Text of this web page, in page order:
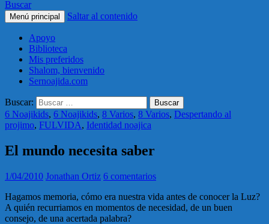
Buscar
Menú principal Saltar al contenido
Apoyo
Biblioteca
Mis preferidos
Shalom, bienvenido
Sernoajida.com
Buscar:
6 Noajikids, 6 Noajikids, 8 Varios, 8 Varios, Despertando al
projimo, FULVIDA, Identidad noajica
El mundo necesita saber
1/04/2010 Jonathan Ortiz 6 comentarios
Hagamos memoria, cómo era nuestra vida antes de conocer la Luz?
A quién recurriamos en momentos de necesidad, de un buen
consejo, de una acertada palabra?